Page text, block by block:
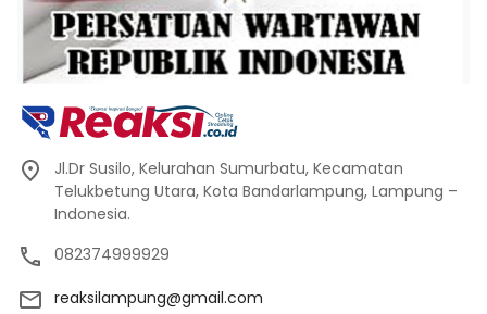
Jl.Dr Susilo, Kelurahan Sumurbatu, Kecamatan
Telukbetung Utara, Kota Bandarlampung, Lampung –
Indonesia.
082374999929
reaksilampung@gmail.com